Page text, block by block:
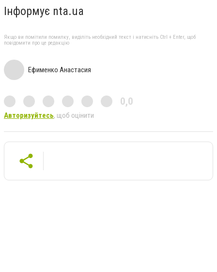
Інформує nta.ua
Якщо ви помітили помилку, виділіть необхідний текст і натисніть Ctrl + Enter, щоб
повідомити про це редакцію
Ефименко Анастасия
0,0
Авторизуйтесь, щоб оцінити